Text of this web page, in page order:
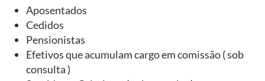
Aposentados
Cedidos
Pensionistas
Efetivos que acumulam cargo em comissão ( sob
consulta )